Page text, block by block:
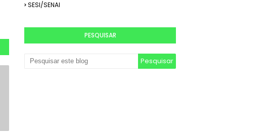
SESI/SENAI
PESQUISAR